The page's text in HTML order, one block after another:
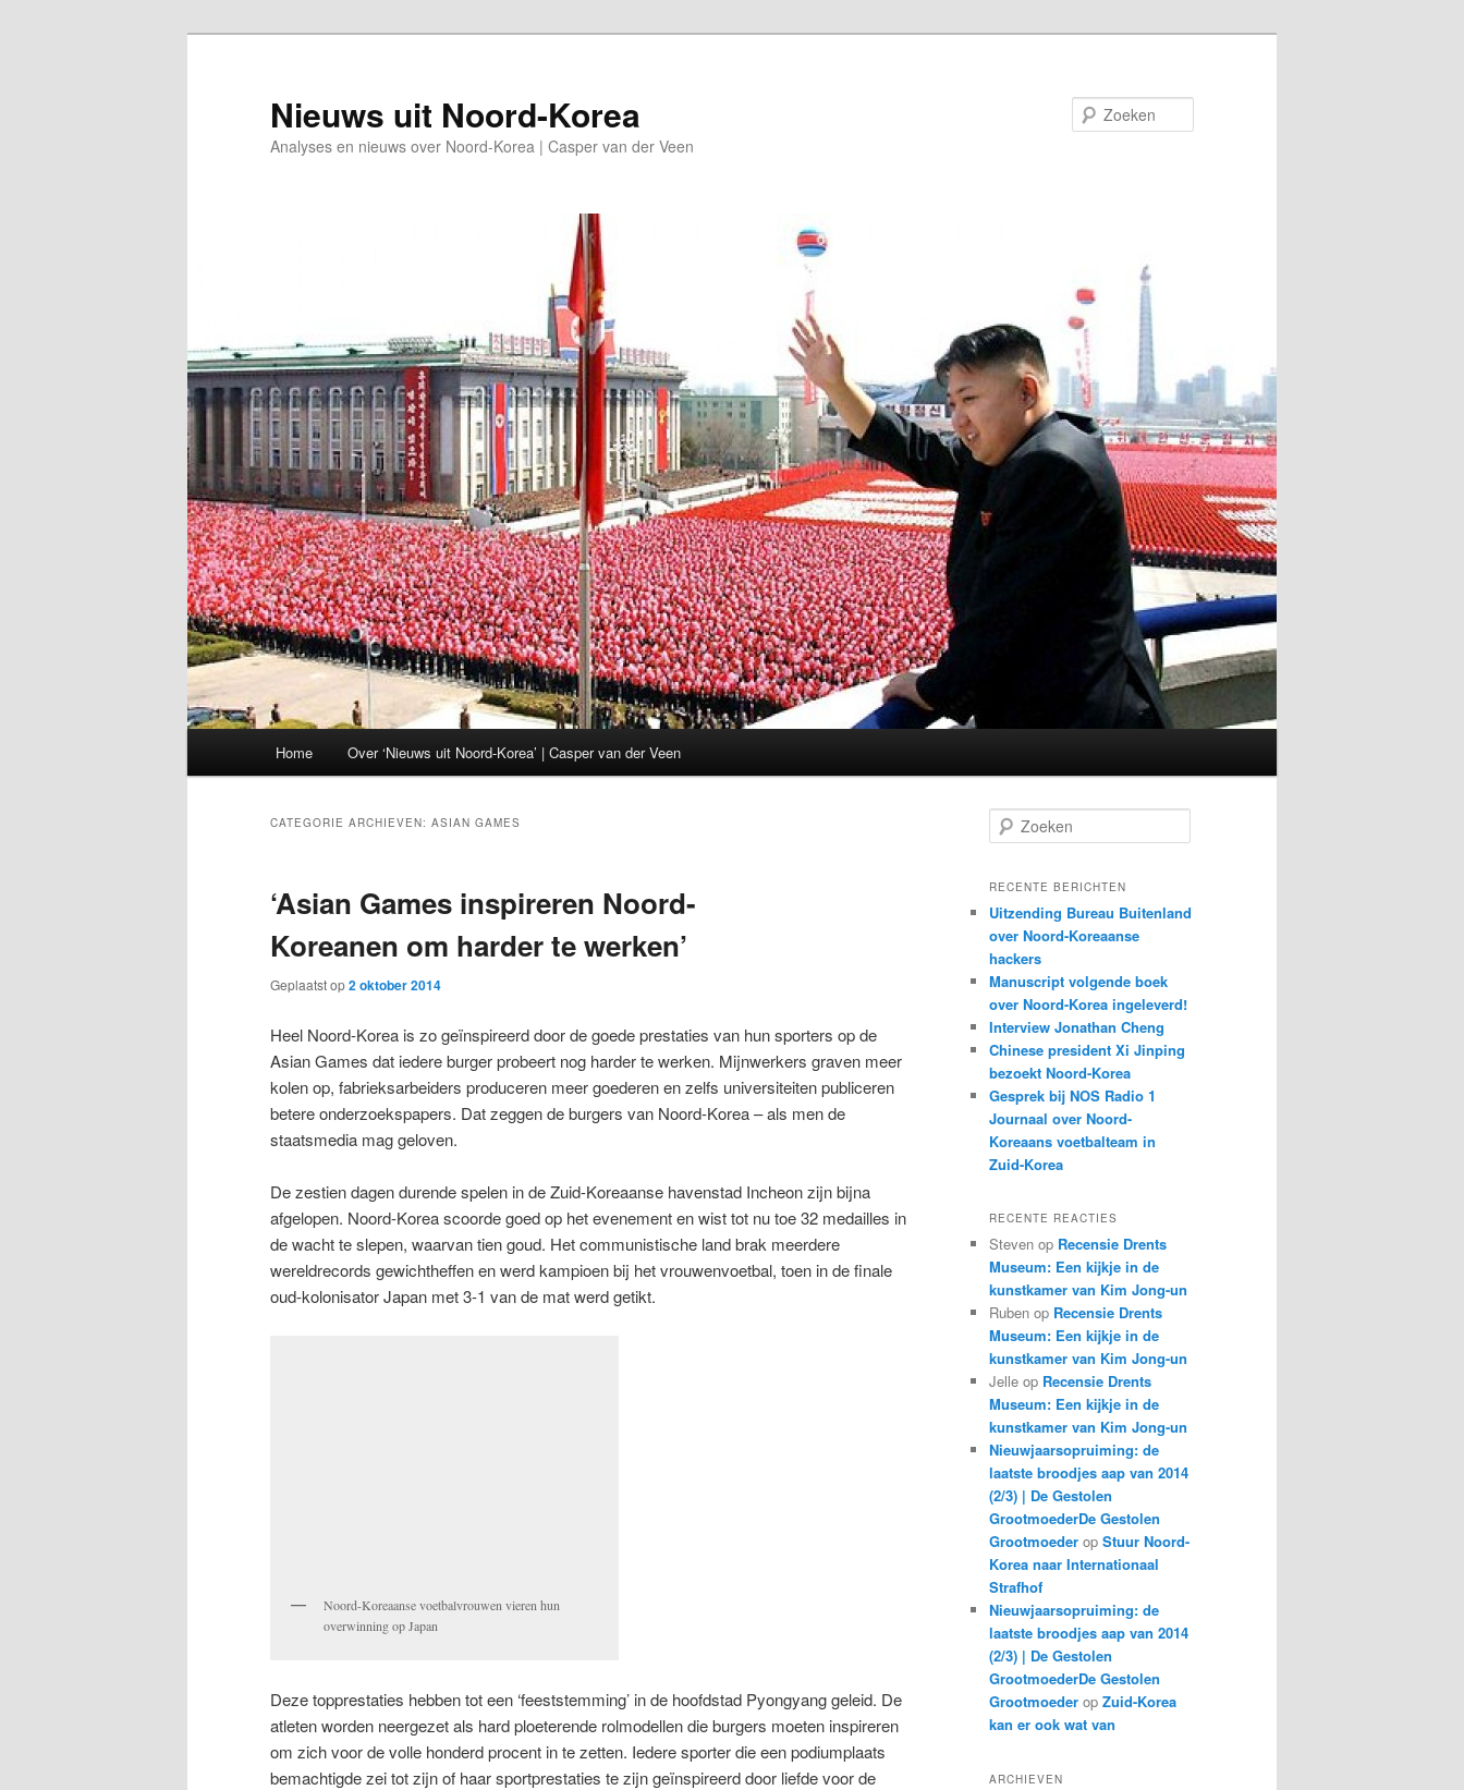
Nieuws uit Noord-Korea
Analyses en nieuws over Noord-Korea | Casper van der Veen
Home Over ‘Nieuws uit Noord-Korea’ | Casper van der Veen
CATEGORIE ARCHIEVEN: ASIAN GAMES
‘Asian Games inspireren Noord-
Koreanen om harder te werken’
Geplaatst op2 oktober 2014
Heel Noord-Korea is zo geïnspireerd door de goede prestaties van hun sporters op de
Asian Games dat iedere burger probeert nog harder te werken. Mijnwerkers graven meer
kolen op, fabrieksarbeiders produceren meer goederen en zelfs universiteiten publiceren
betere onderzoekspapers. Dat zeggen de burgers van Noord-Korea – als men de
staatsmedia mag geloven.
De zestien dagen durende spelen in de Zuid-Koreaanse havenstad Incheon zijn bijna
afgelopen. Noord-Korea scoorde goed op het evenement en wist tot nu toe 32 medailles in
de wacht te slepen, waarvan tien goud. Het communistische land brak meerdere
wereldrecords gewichtheffen en werd kampioen bij het vrouwenvoetbal, toen in de finale
oud-kolonisator Japan met 3-1 van de mat werd getikt.
Noord-Koreaanse voetbalvrouwen vieren hun
overwinning op Japan
Deze topprestaties hebben tot een ‘feeststemming’ in de hoofdstad Pyongyang geleid. De
atleten worden neergezet als hard ploeterende rolmodellen die burgers moeten inspireren
om zich voor de volle honderd procent in te zetten. Iedere sporter die een podiumplaats
bemachtigde zei tot zijn of haar sportprestaties te zijn geïnspireerd door liefde voor de
o
k
n
RECENTE BERICHTEN
Uitzending Bureau Buitenland
over Noord-Koreaanse
hackers
Manuscript volgende boek
over Noord-Korea ingeleverd!
Interview Jonathan Cheng
Chinese president Xi Jinping
bezoekt Noord-Korea
Gesprek bij NOS Radio 1
Journaal over Noord-
Koreaans voetbalteam in
Zuid-Korea
RECENTE REACTIES
Steven op Recensie Drents
Museum: Een kijkje in de
kunstkamer van Kim Jong-un
Ruben op Recensie Drents
Museum: Een kijkje in de
kunstkamer van Kim Jong-un
Jelle op Recensie Drents
Museum: Een kijkje in de
kunstkamer van Kim Jong-un
Nieuwjaarsopruiming: de
laatste broodjes aap van 2014
(2/3) | De Gestolen
GrootmoederDe Gestolen
Grootmoeder op Stuur Noord-
Korea naar Internationaal
Strafhof
Nieuwjaarsopruiming: de
laatste broodjes aap van 2014
(2/3) | De Gestolen
GrootmoederDe Gestolen
Grootmoeder op Zuid-Korea
kan er ook wat van
ARCHIEVEN